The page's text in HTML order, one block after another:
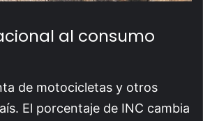
al consumo
de motocicletas y otros
El porcentaje de INC cambia